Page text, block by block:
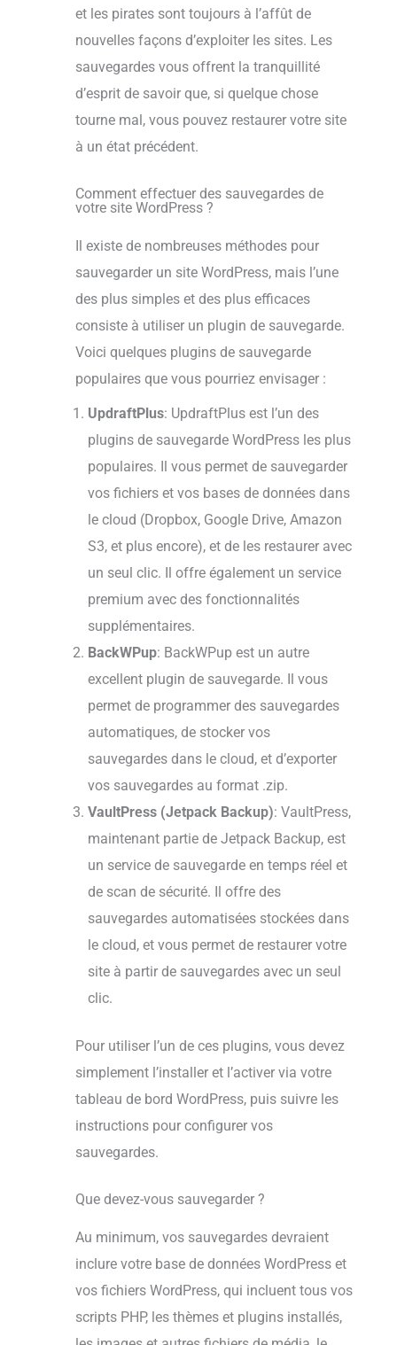
et les pirates sont toujours à l’affût de
nouvelles façons d’exploiter les sites. Les
sauvegardes vous offrent la tranquillité
d’esprit de savoir que, si quelque chose
tourne mal, vous pouvez restaurer votre site
à un état précédent.
Comment effectuer des sauvegardes de
votre site WordPress ?
Il existe de nombreuses méthodes pour
sauvegarder un site WordPress, mais l’une
des plus simples et des plus efficaces
consiste à utiliser un plugin de sauvegarde.
Voici quelques plugins de sauvegarde
populaires que vous pourriez envisager :
UpdraftPlus: UpdraftPlus est l’un des
plugins de sauvegarde WordPress les plus
populaires. Il vous permet de sauvegarder
vos fichiers et vos bases de données dans
le cloud (Dropbox, Google Drive, Amazon
S3, et plus encore), et de les restaurer avec
un seul clic. Il offre également un service
premium avec des fonctionnalités
supplémentaires.
BackWPup: BackWPup est un autre
excellent plugin de sauvegarde. Il vous
permet de programmer des sauvegardes
automatiques, de stocker vos
sauvegardes dans le cloud, et d’exporter
vos sauvegardes au format .zip.
VaultPress (Jetpack Backup): VaultPress,
maintenant partie de Jetpack Backup, est
un service de sauvegarde en temps réel et
de scan de sécurité. Il offre des
sauvegardes automatisées stockées dans
le cloud, et vous permet de restaurer votre
site à partir de sauvegardes avec un seul
clic.
Pour utiliser l’un de ces plugins, vous devez
simplement l’installer et l’activer via votre
tableau de bord WordPress, puis suivre les
instructions pour configurer vos
sauvegardes.
Que devez-vous sauvegarder ?
Au minimum, vos sauvegardes devraient
inclure votre base de données WordPress et
vos fichiers WordPress, qui incluent tous vos
scripts PHP, les thèmes et plugins installés,